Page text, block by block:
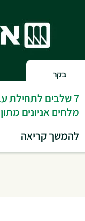
בקר
7 שלבים לתחילת
מלחים אניונים מתון
להמשך קריאה